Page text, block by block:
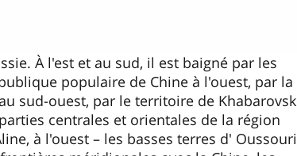
À l'est et au sud, il est baigné par les
populaire de Chine à l'ouest, par la
sud-ouest, par le territoire de Khabarovsk
centrales et orientales de la région
à l'ouest – les basses terres d' Oussouri